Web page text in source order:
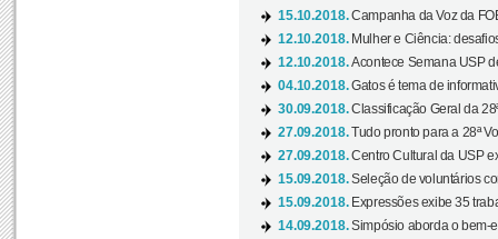
15.10.2018.Campanha da Voz da
12.10.2018. Mulher e Ciência:
12.10.2018.Acontece Semana USP
04.10.2018.Gatos é tema de
30.09.2018.Classificação Geral da
27.09.2018.Tudo pronto para a 28ª
27.09.2018.Centro Cultural da USP
15.09.2018.Seleção de voluntários
15.09.2018. Expressões exibe 35
14.09.2018.Simpósio aborda o bem-